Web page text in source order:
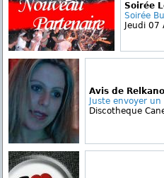
Soirée
Soirée
Jeudi
Avis de
Juste envoyer
Discotheque